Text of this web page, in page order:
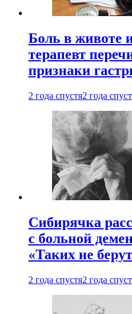
Боль в животе
терапевт
признаки
2 года спустя2 года
Сибирячка
с больной
«Таких не
2 года спустя2 года